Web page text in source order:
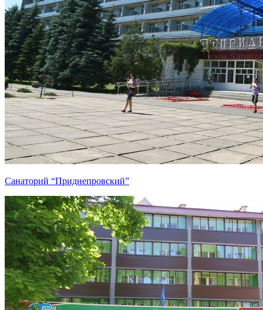
Санаторий “Приднепровский”